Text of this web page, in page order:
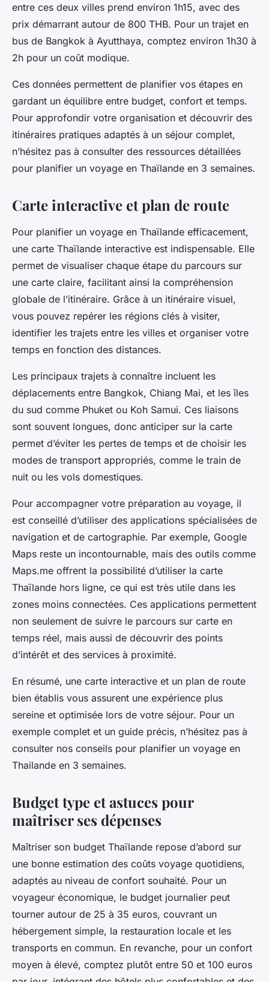
entre ces deux villes prend environ 1h15, avec des
prix démarrant autour de 800 THB. Pour un trajet en
bus de Bangkok à Ayutthaya, comptez environ 1h30 à
2h pour un coût modique.
Ces données permettent de planifier vos étapes en
gardant un équilibre entre budget, confort et temps.
Pour approfondir votre organisation et découvrir des
itinéraires pratiques adaptés à un séjour complet,
n’hésitez pas à consulter des ressources détaillées
pour planifier un voyage en Thaïlande en 3 semaines.
Carte interactive et plan de route
Pour planifier un voyage en Thaïlande efficacement,
une carte Thaïlande interactive est indispensable. Elle
permet de visualiser chaque étape du parcours sur
une carte claire, facilitant ainsi la compréhension
globale de l’itinéraire. Grâce à un itinéraire visuel,
vous pouvez repérer les régions clés à visiter,
identifier les trajets entre les villes et organiser votre
temps en fonction des distances.
Les principaux trajets à connaître incluent les
déplacements entre Bangkok, Chiang Mai, et les îles
du sud comme Phuket ou Koh Samui. Ces liaisons
sont souvent longues, donc anticiper sur la carte
permet d’éviter les pertes de temps et de choisir les
modes de transport appropriés, comme le train de
nuit ou les vols domestiques.
Pour accompagner votre préparation au voyage, il
est conseillé d’utiliser des applications spécialisées de
navigation et de cartographie. Par exemple, Google
Maps reste un incontournable, mais des outils comme
Maps.me offrent la possibilité d’utiliser la carte
Thaïlande hors ligne, ce qui est très utile dans les
zones moins connectées. Ces applications permettent
non seulement de suivre le parcours sur carte en
temps réel, mais aussi de découvrir des points
d’intérêt et des services à proximité.
En résumé, une carte interactive et un plan de route
bien établis vous assurent une expérience plus
sereine et optimisée lors de votre séjour. Pour un
exemple complet et un guide précis, n’hésitez pas à
consulter nos conseils pour planifier un voyage en
Thailande en 3 semaines.
Budget type et astuces pour
maîtriser ses dépenses
Maîtriser son budget Thaïlande repose d’abord sur
une bonne estimation des coûts voyage quotidiens,
adaptés au niveau de confort souhaité. Pour un
voyageur économique, le budget journalier peut
tourner autour de 25 à 35 euros, couvrant un
hébergement simple, la restauration locale et les
transports en commun. En revanche, pour un confort
moyen à élevé, comptez plutôt entre 50 et 100 euros